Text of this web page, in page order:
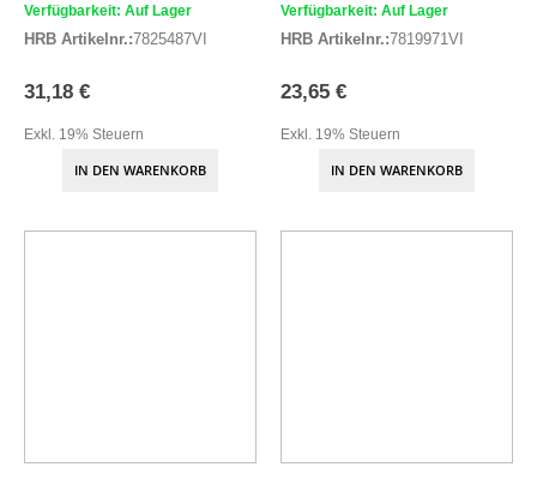
Verfügbarkeit: Auf Lager
HRB Artikelnr.:7825487VI
31,18 €
Exkl. 19% Steuern
IN DEN WARENKORB
Verfügbarkeit: Auf Lager
HRB Artikelnr.:7819971VI
23,65 €
Exkl. 19% Steuern
IN DEN WARENKORB